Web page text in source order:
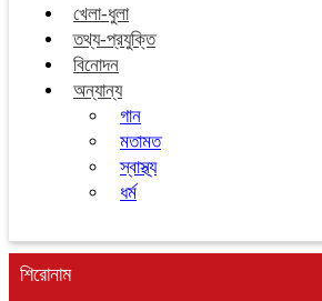
খেলা-ধুলা
তথ্য-প্রযুক্তি
বিনোদন
অন্যান্য
গান
মতামত
স্বাস্থ্য
ধর্ম
শিরোনাম